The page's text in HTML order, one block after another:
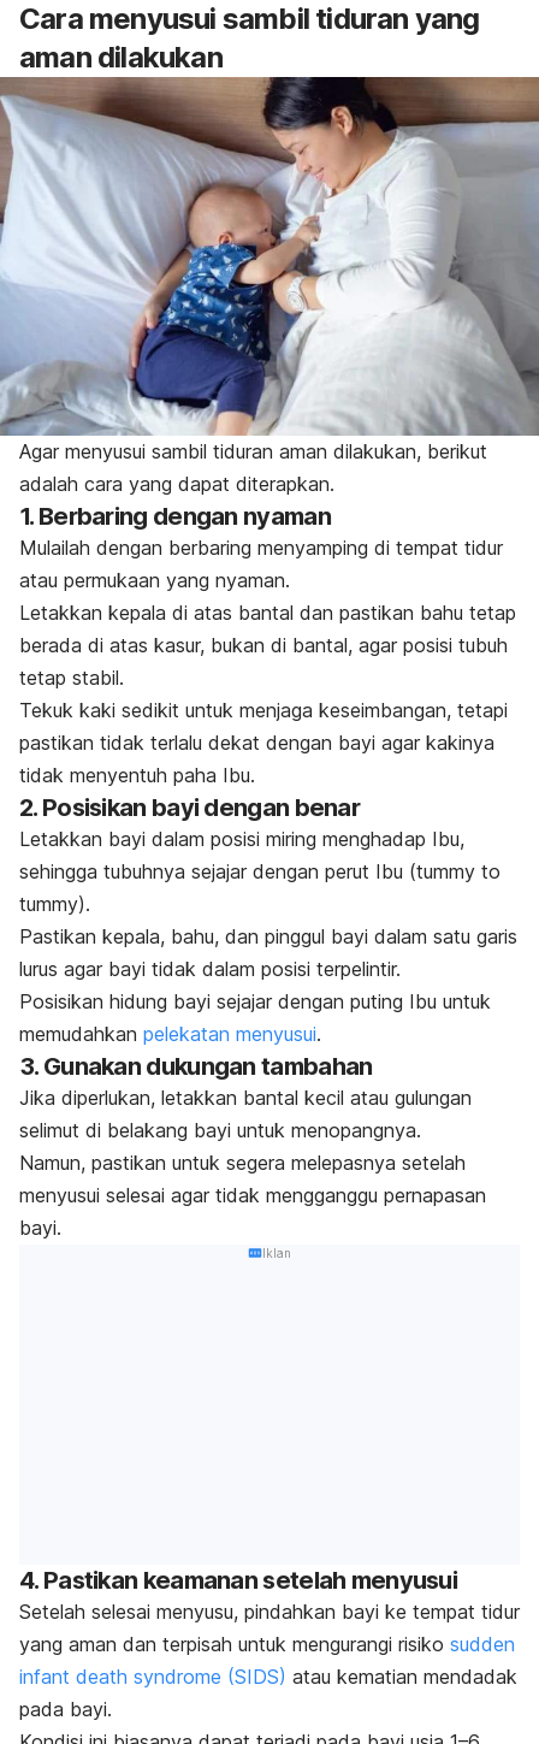
Cara menyusui sambil tiduran yang
aman dilakukan
Agar menyusui sambil tiduran aman dilakukan, berikut
adalah cara yang dapat diterapkan.
1. Berbaring dengan nyaman
Mulailah dengan berbaring menyamping di tempat tidur
atau permukaan yang nyaman.
Letakkan kepala di atas bantal dan pastikan bahu tetap
berada di atas kasur, bukan di bantal, agar posisi tubuh
tetap stabil.
Tekuk kaki sedikit untuk menjaga keseimbangan, tetapi
pastikan tidak terlalu dekat dengan bayi agar kakinya
tidak menyentuh paha Ibu.
2. Posisikan bayi dengan benar
Letakkan bayi dalam posisi miring menghadap Ibu,
sehingga tubuhnya sejajar dengan perut Ibu (tummy to
tummy).
Pastikan kepala, bahu, dan pinggul bayi dalam satu garis
lurus agar bayi tidak dalam posisi terpelintir.
Posisikan hidung bayi sejajar dengan puting Ibu untuk
memudahkan pelekatan menyusui.
3. Gunakan dukungan tambahan
Jika diperlukan, letakkan bantal kecil atau gulungan
selimut di belakang bayi untuk menopangnya.
Namun, pastikan untuk segera melepasnya setelah
menyusui selesai agar tidak mengganggu pernapasan
bayi.
Iklan
4. Pastikan keamanan setelah menyusui
Setelah selesai menyusu, pindahkan bayi ke tempat tidur
yang aman dan terpisah untuk mengurangi risiko sudden
infant death syndrome (SIDS) atau kematian mendadak
pada bayi.